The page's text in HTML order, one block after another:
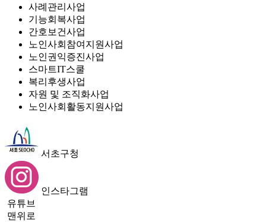
사례관리사업
기능회복사업
간호보건사업
노인사회참여지원사업
노인권익증진사업
스마트IT스쿨
복리후생사업
자원 및 조직화사업
노인사회활동지원사업
서초구청
인스타그램
유튜브
맨위로